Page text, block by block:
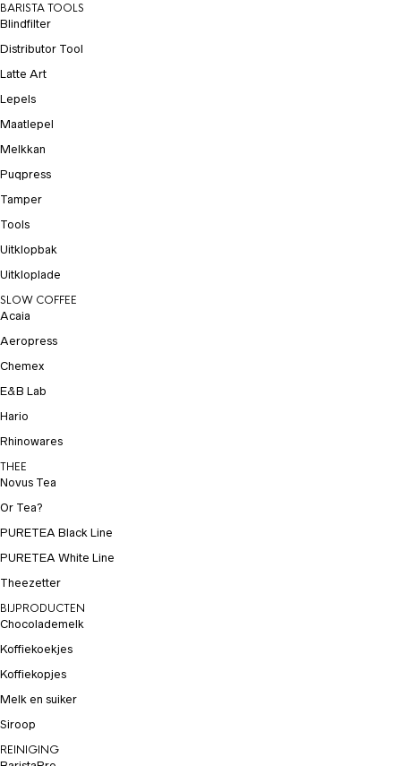
BARISTA TOOLS
Blindfilter
Distributor Tool
Latte Art
Lepels
Maatlepel
Melkkan
Puqpress
Tamper
Tools
Uitklopbak
Uitkloplade
SLOW COFFEE
Acaia
Aeropress
Chemex
E&B Lab
Hario
Rhinowares
THEE
Novus Tea
Or Tea?
PURETEA Black Line
PURETEA White Line
Theezetter
BIJPRODUCTEN
Chocolademelk
Koffiekoekjes
Koffiekopjes
Melk en suiker
Siroop
REINIGING